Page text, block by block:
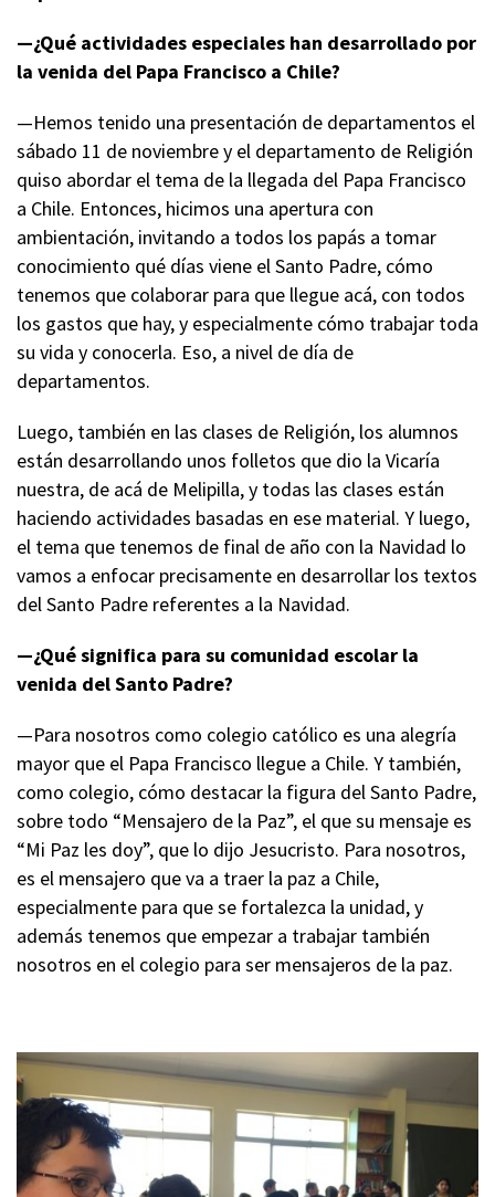
—¿Qué actividades especiales han desarrollado por
la venida del Papa Francisco a Chile?
—Hemos tenido una presentación de departamentos el
sábado 11 de noviembre y el departamento de Religión
quiso abordar el tema de la llegada del Papa Francisco
a Chile. Entonces, hicimos una apertura con
ambientación, invitando a todos los papás a tomar
conocimiento qué días viene el Santo Padre, cómo
tenemos que colaborar para que llegue acá, con todos
los gastos que hay, y especialmente cómo trabajar toda
su vida y conocerla. Eso, a nivel de día de
departamentos.
Luego, también en las clases de Religión, los alumnos
están desarrollando unos folletos que dio la Vicaría
nuestra, de acá de Melipilla, y todas las clases están
haciendo actividades basadas en ese material. Y luego,
el tema que tenemos de final de año con la Navidad lo
vamos a enfocar precisamente en desarrollar los textos
del Santo Padre referentes a la Navidad.
—¿Qué significa para su comunidad escolar la
venida del Santo Padre?
—Para nosotros como colegio católico es una alegría
mayor que el Papa Francisco llegue a Chile. Y también,
como colegio, cómo destacar la figura del Santo Padre,
sobre todo “Mensajero de la Paz”, el que su mensaje es
“Mi Paz les doy”, que lo dijo Jesucristo. Para nosotros,
es el mensajero que va a traer la paz a Chile,
especialmente para que se fortalezca la unidad, y
además tenemos que empezar a trabajar también
nosotros en el colegio para ser mensajeros de la paz.